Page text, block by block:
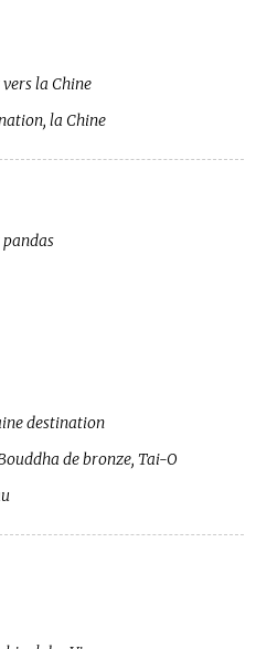
la Chine
la Chine
destination
de bronze, Tai-O